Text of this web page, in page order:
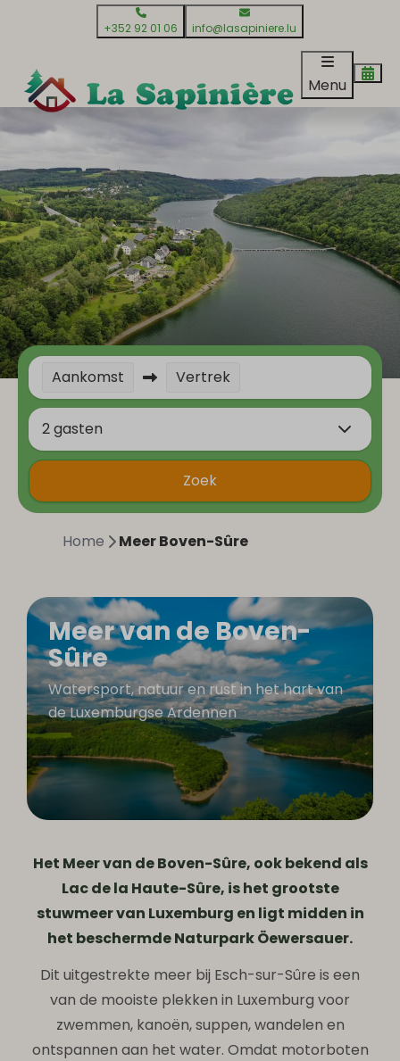
+352 92 01 06 info@lasapiniere.lu
Menu
Aankomst Vertrek
2 gasten
Zoek
Home Meer Boven-Sûre
Meer van de Boven-
Sûre
Watersport, natuur en rust in het hart van
de Luxemburgse Ardennen
Het Meer van de Boven-Sûre, ook bekend als
Lac de la Haute-Sûre, is het grootste
stuwmeer van Luxemburg en ligt midden in
het beschermde Naturpark Öewersauer.
Dit uitgestrekte meer bij Esch-sur-Sûre is een
van de mooiste plekken in Luxemburg voor
zwemmen, kanoën, suppen, wandelen en
ontspannen aan het water. Omdat motorboten